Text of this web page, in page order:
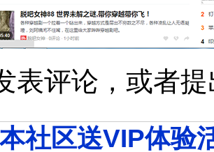
表评论，或者
本社区送VIP体验